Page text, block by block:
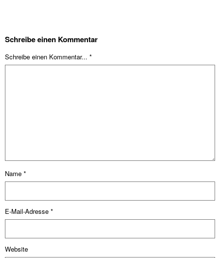
Schreibe einen Kommentar
Schreibe einen Kommentar... *
Name *
E-Mail-Adresse *
Website